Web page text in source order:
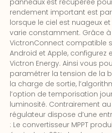
panneaux est récupérée
rendement important est
lorsque le ciel est nuageux
varie constamment. Grâce
VictronConnect compatible
Android et Apple, configurez
Victron Energy. Ainsi vous
paramétrer la tension de la
la charge de sortie,
l’option de temporisation
luminosité. Contrairement au
régulateur dispose d’une
: Le convertisseur MPPT